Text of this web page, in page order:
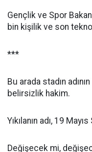
Gençlik ve Spor
bin kişilik ve son
***
Bu arada stadın
belirsizlik hakim.
Yıkılanın adı, 19
Değişecek mi,